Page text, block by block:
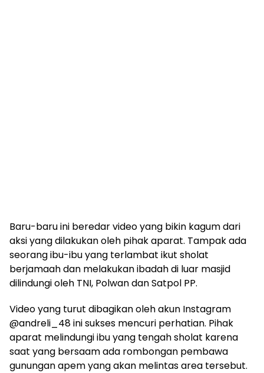
Baru-baru ini beredar video yang bikin kagum dari
aksi yang dilakukan oleh pihak aparat. Tampak ada
seorang ibu-ibu yang terlambat ikut sholat
berjamaah dan melakukan ibadah di luar masjid
dilindungi oleh TNI, Polwan dan Satpol PP.
Video yang turut dibagikan oleh akun Instagram
@andreli_48 ini sukses mencuri perhatian. Pihak
aparat melindungi ibu yang tengah sholat karena
saat yang bersaam ada rombongan pembawa
gunungan apem yang akan melintas area tersebut.